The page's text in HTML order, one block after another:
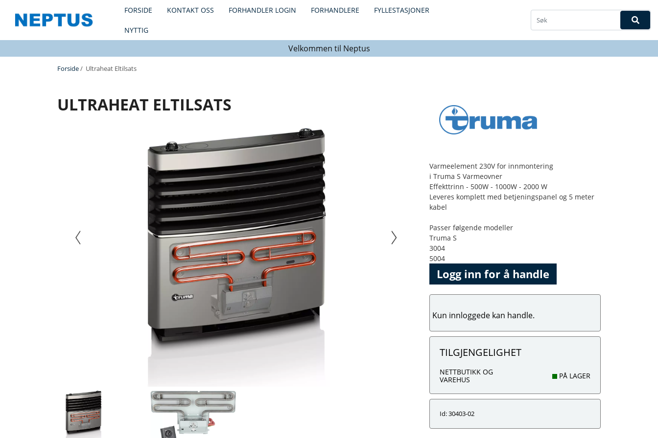
FORSIDE KONTAKT OSS FORHANDLER LOGIN FORHANDLERE FYLLESTASJONER
NYTTIG
Velkommen til Neptus
Forside/ Ultraheat Eltilsats
ULTRAHEAT ELTILSATS
Varmeelement 230V for innmontering
i Truma S Varmeovner
Effekttrinn - 500W - 1000W - 2000 W
Leveres komplett med betjeningspanel og 5 meter
kabel
Passer følgende modeller
Truma S
3004
5004
Logg inn for å handle
Kun innloggede kan handle.
TILGJENGELIGHET
NETTBUTIKK OG
VAREHUS
PÅ LAGER
Id: 30403-02